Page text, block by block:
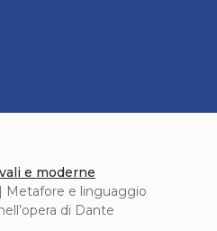
e moderne
Metafore e linguaggio
di Dante